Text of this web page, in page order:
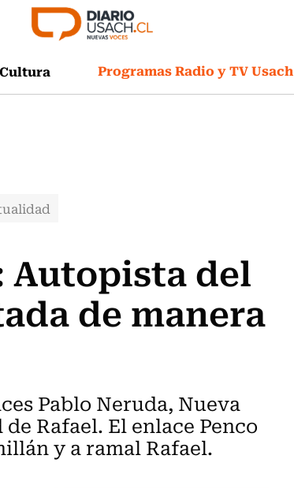
Cultura Programas Radio y TV Usach
del
de manera
Pablo Neruda, Nueva
Rafael. El enlace Penco
y a ramal Rafael.